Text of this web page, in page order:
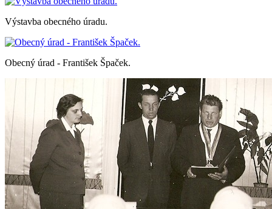
Výstavba obecného úradu.
Obecný úrad - František Špaček.